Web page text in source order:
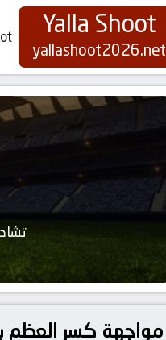
Yalla Shoot
yallashoot2026.net
تشاد
مواجهة كسر العظم